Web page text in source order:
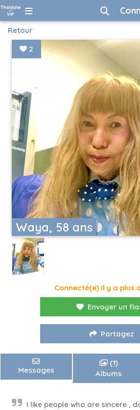
Retour
Waya, 58 ans
2
Connecté(e) il y a plus
Envoyer un
Partagez
Messages
(1)
Albums
I like people who are sincere ,